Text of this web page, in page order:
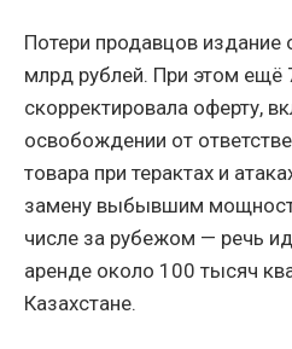
Потери продавцов
млрд рублей. При этом ещё
скорректировала оферту,
освобождении от
товара при терактах и
замену выбывшим
числе за рубежом — речь
аренде около 100 тысяч
Казахстане.